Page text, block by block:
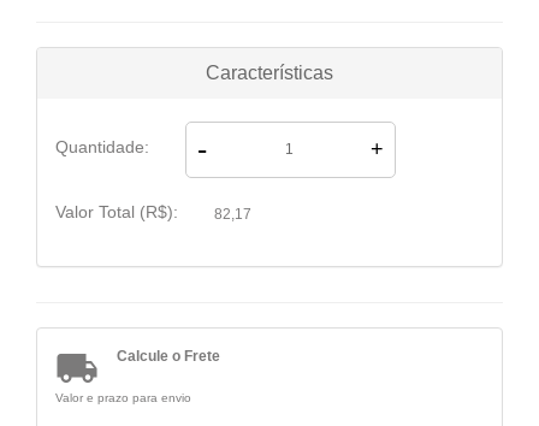
Características
Quantidade: - +
Valor Total (R$): 82,17
 Calcule o Frete
Valor e prazo para envio